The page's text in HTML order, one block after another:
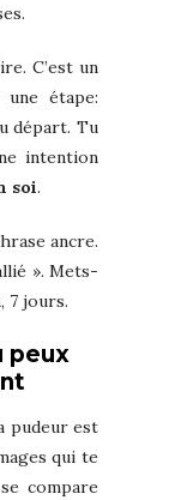
C’est un
étape:
départ. Tu
intention
soi.
ancre.
». Mets-
7 jours.
peux
pudeur est
qui te
compare